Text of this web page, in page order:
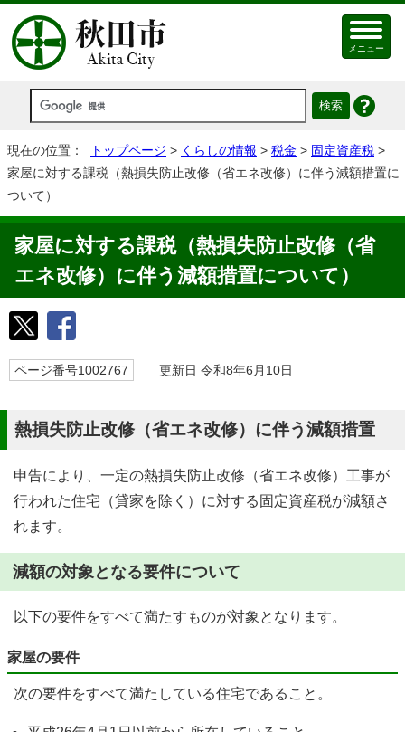
メニュー
現在の位置： トップページ > くらしの情報 > 税金 > 固定資産税 >
家屋に対する課税（熱損失防止改修（省エネ改修）に伴う減額措置に
ついて）
家屋に対する課税（熱損失防止改修（省
エネ改修）に伴う減額措置について）
ページ番号1002767 更新日 令和8年6月10日
熱損失防止改修（省エネ改修）に伴う減額措置
申告により、一定の熱損失防止改修（省エネ改修）工事が
行われた住宅（貸家を除く）に対する固定資産税が減額さ
れます。
減額の対象となる要件について
以下の要件をすべて満たすものが対象となります。
家屋の要件
次の要件をすべて満たしている住宅であること。